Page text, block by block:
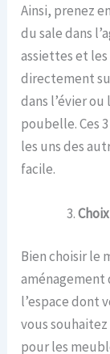
Ainsi, prenez
du sale dans
assiettes et
directement
dans l’évier
poubelle. Ces
les uns des
facile.
Bien choisir le
aménagement
l’espace dont
vous
pour les